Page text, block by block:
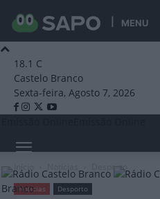
MENU
18.1 C
Castelo Branco
Sexta-feira, Agosto 7, 2026
Branco
Desporto
Notícias Desporto